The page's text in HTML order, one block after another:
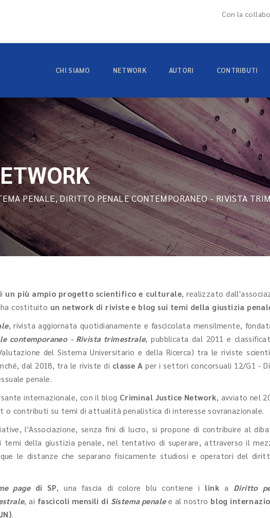
Con la
CHI SIAMO NETWORK AUTORI CONTRIBUTI
PENALE, DIRITTO PENALE CONTEMPORANEO - RIVISTA
un più ampio progetto scientifico e culturale, realizzato
costituito un network di riviste e blog sui temi della giustizia
, rivista aggiornata quotidianamente e fascicolata mensilmente,
contemporaneo - Rivista trimestrale, pubblicata dal 2011 e
del Sistema Universitario e della Ricerca) tra le riviste
dal 2018, tra le riviste di classe A per i settori concorsuali 12/G1 -
penale.
internazionale, con il blog Criminal Justice Network, avviato nel
o contributi su temi di attualità penalistica di interesse sovranazionale.
l'Associazione, senza fini di lucro, si propone di contribuire al
temi della giustizia penale, nel tentativo di superare, attraverso il
le distanze che separano fisicamente studiosi e operatori del
pagedi SP, una fascia di colore blu contiene i link a Diritto
, ai fascicoli mensili di Sistema penale e al nostro blog
.